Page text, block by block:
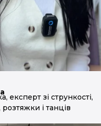
експерт зі стрункості,
і танців